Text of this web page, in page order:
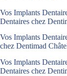
Vos Implants
Dentaires chez
Vos Implants
chez Dentimad
Vos Implants
Dentaires chez